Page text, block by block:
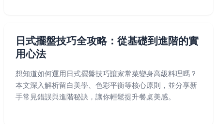
日式擺盤技巧全攻略：從基礎到進階的實
用心法
想知道如何運用日式擺盤技巧讓家常菜變身高級料理嗎？
本文深入解析留白美學、色彩平衡等核心原則，並分享新
手常見錯誤與進階秘訣，讓你輕鬆提升餐桌美感。